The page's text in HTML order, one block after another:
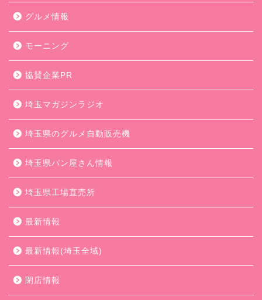
グルメ情報
モーニング
協賛企業PR
埼玉マガジンラジオ
埼玉県のグルメ自動販売機
埼玉県パン屋さん情報
埼玉県工場直売所
最新情報
最新情報(埼玉全域)
閉店情報